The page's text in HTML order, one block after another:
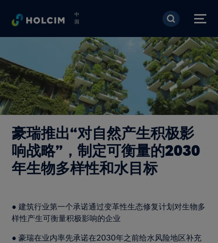
跳转到主要内容
中
国
豪瑞推出“对自然产生积极影
响战略”，制定可衡量的2030
年生物多样性和水目标
● 建筑行业第一个承诺通过变革性生态修复计划对生物多
样性产生可衡量积极影响的企业
● 豪瑞在业内率先承诺在2030年之前给水风险地区补充